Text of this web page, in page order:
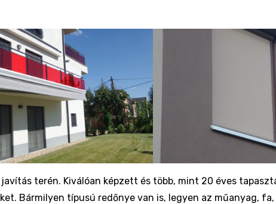
terén. Kiválóan képzett és több, mint 20 éves
Bármilyen típusú redőnye van is, legyen az műanyag,